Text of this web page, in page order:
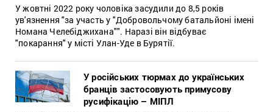
У жовтні 2022 року чоловіка засудили до 8,5 років
ув'язнення "за участь у "Добровольчому батальйоні імені
Номана Челебіджихана"". Наразі він відбуває
"покарання" у місті Улан-Уде в Бурятії.
У російських тюрмах до українських
бранців застосовують примусову
русифікацію – МІПЛ